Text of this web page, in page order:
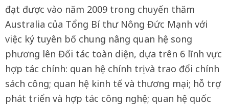
đạt được vào năm 2009 trong chuyến thăm
Australia của Tổng Bí thư Nông Đức Mạnh với
việc ký tuyên bố chung nâng quan hệ song
phương lên Đối tác toàn diện, dựa trên 6 lĩnh vực
hợp tác chính: quan hệ chính trị và trao đổi chính
sách công; quan hệ kinh tế và thương mại; hỗ trợ
phát triển và hợp tác công nghệ; quan hệ quốc